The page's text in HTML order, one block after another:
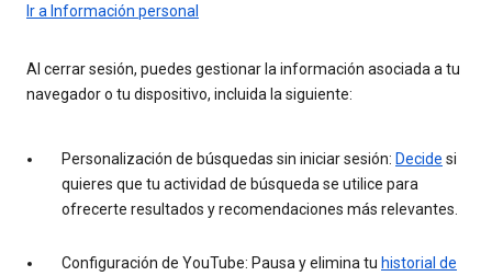
Ir a Información personal
Al cerrar sesión, puedes gestionar la información asociada a tu
navegador o tu dispositivo, incluida la siguiente:
Personalización de búsquedas sin iniciar sesión: Decide si
quieres que tu actividad de búsqueda se utilice para
ofrecerte resultados y recomendaciones más relevantes.
Configuración de YouTube: Pausa y elimina tu historial de